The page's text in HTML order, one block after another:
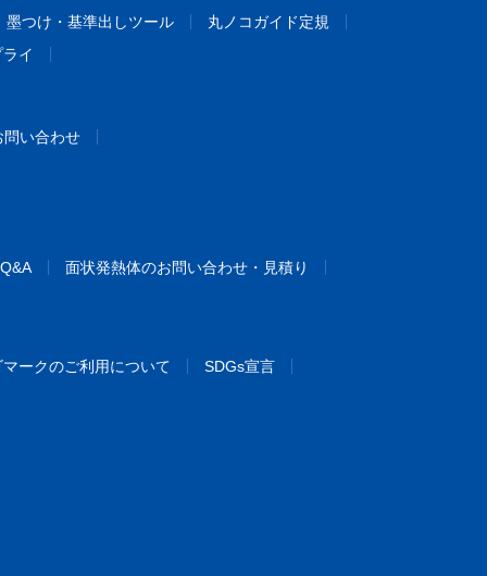
墨つけ・基準出しツール
丸ノコガイド定規
イ
問い合わせ
面状発熱体のお問い合わせ・見積り
マークのご利用について SDGs宣言